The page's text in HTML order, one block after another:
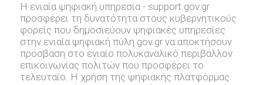
Η ενιαία ψηφιακή υπηρεσία - support.gov.gr
προσφέρει τη δυνατότητα στους κυβερνητικούς
φορείς που δημοσιεύουν ψηφιακές υπηρεσίες
στην ενιαία ψηφιακή πύλη gov.gr να αποκτήσουν
πρόσβαση στο ενιαίο πολυκαναλικό περιβάλλον
επικοινωνίας πολιτών που προσφέρει το
τελευταίο. Η χρήση της ψηφιακής πλατφόρμας